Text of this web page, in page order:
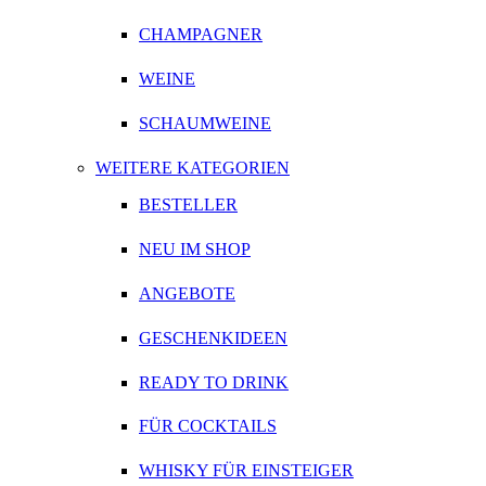
CHAMPAGNER
WEINE
SCHAUMWEINE
WEITERE KATEGORIEN
BESTELLER
NEU IM SHOP
ANGEBOTE
GESCHENKIDEEN
READY TO DRINK
FÜR COCKTAILS
WHISKY FÜR EINSTEIGER